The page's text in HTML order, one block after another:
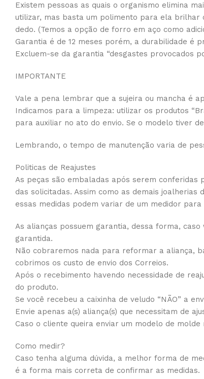
Existem pessoas as quais o organismo elimina
utilizar, mas basta um polimento para ela brilhar
dedo. (Temos a opção de forro em aço como
Garantia é de 12 meses porém, a durabilidade é
Excluem-se da garantia “desgastes provocados
IMPORTANTE
Vale a pena lembrar que a sujeira ou mancha é
Indicamos para a limpeza: utilizar os produtos
para auxiliar no ato do envio. Se o modelo tiver
Lembrando, o tempo de manutenção varia de
Politicas de Reajustes
As peças são embaladas após serem conferidas
das solicitadas. Assim como as demais
essas medidas podem variar de um medidor
As alianças possuem garantia, dessa forma,
garantida.
Não cobraremos nada para reformar a aliança,
cobrimos os custo de envio dos Correios.
Após o recebimento havendo necessidade de
do produto.
Se você recebeu a caixinha de veludo “NÃO” a
Envie apenas a(s) aliança(s) que necessitam de
Caso o cliente queira enviar um modelo de molde
Como medir?
Caso tenha alguma dúvida, a melhor forma de
é a forma mais correta de confirmar as medidas.